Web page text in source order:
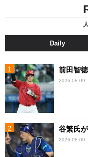
Daily
前田智
2026.08.09
谷繁氏
2026.08.09